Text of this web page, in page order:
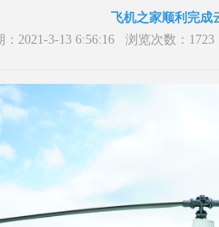
飞机之家顺利完
：2021-3-13 6:56:16 浏览次数：